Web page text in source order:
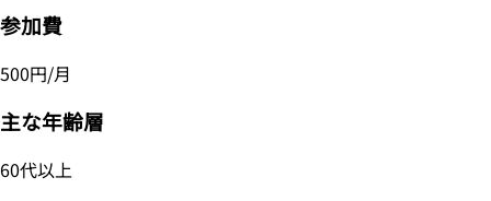
参加費
500円/月
主な年齢層
60代以上